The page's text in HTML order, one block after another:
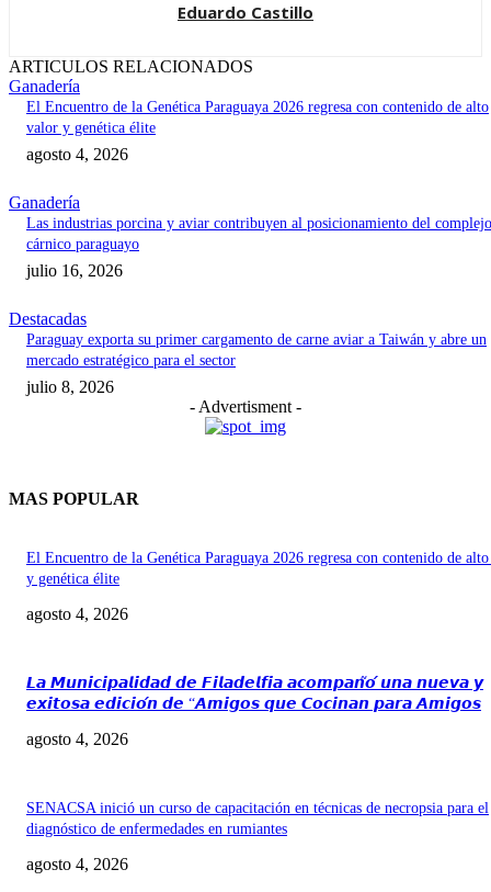
Eduardo Castillo
ARTICULOS RELACIONADOS
Ganadería
El Encuentro de la Genética Paraguaya 2026 regresa con contenido de alto
valor y genética élite
agosto 4, 2026
Ganadería
Las industrias porcina y aviar contribuyen al posicionamiento del complejo
cárnico paraguayo
julio 16, 2026
Destacadas
Paraguay exporta su primer cargamento de carne aviar a Taiwán y abre un
mercado estratégico para el sector
julio 8, 2026
- Advertisment -
MAS POPULAR
El Encuentro de la Genética Paraguaya 2026 regresa con contenido de
y genética élite
agosto 4, 2026
𝙇𝙖 𝙈𝙪𝙣𝙞𝙘𝙞𝙥𝙖𝙡𝙞𝙙𝙖𝙙 𝙙𝙚 𝙁𝙞𝙡𝙖𝙙𝙚𝙡𝙛𝙞𝙖 𝙖𝙘𝙤𝙢𝙥𝙖𝙣̃𝙤́ 𝙪𝙣𝙖 𝙣𝙪𝙚𝙫𝙖 𝙮
𝙚𝙭𝙞𝙩𝙤𝙨𝙖 𝙚𝙙𝙞𝙘𝙞𝙤́𝙣 𝙙𝙚 “𝘼𝙢𝙞𝙜𝙤𝙨 𝙦𝙪𝙚 𝘾𝙤𝙘𝙞𝙣𝙖𝙣 𝙥𝙖𝙧𝙖 𝘼𝙢𝙞𝙜𝙤𝙨
agosto 4, 2026
SENACSA inició un curso de capacitación en técnicas de necropsia para el
diagnóstico de enfermedades en rumiantes
agosto 4, 2026